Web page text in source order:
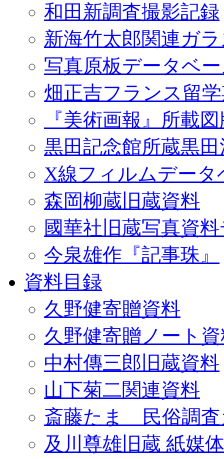
和田新調査撮影記録
新海竹太郎関連ガ
写真原板データベ
畑正吉フランス留
『美術画報』所載
黒田記念館所蔵黒
X線フィルムデータ
森岡柳蔵旧蔵資料
國華社旧蔵写真資
今泉雄作『記事珠』
資料目録
久野健寄贈資料
久野健寄贈ノート
中村傳三郎旧蔵資料
山下菊二関連資料
斎藤たま 民俗調査
及川尊雄旧蔵 紙媒